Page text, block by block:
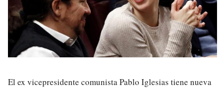
El ex vicepresidente comunista Pablo Iglesias tiene nueva